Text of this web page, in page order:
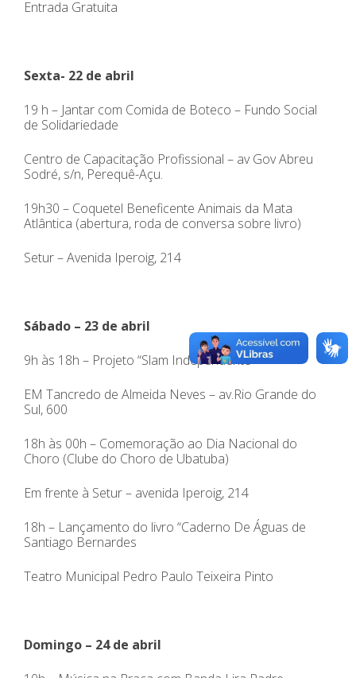
Entrada Gratuita
Sexta- 22 de abril
19 h – Jantar com Comida de Boteco – Fundo Social
de Solidariedade
Centro de Capacitação Profissional – av Gov Abreu
Sodré, s/n, Perequê-Açu.
19h30 – Coquetel Beneficente Animais da Mata
Atlântica (abertura, roda de conversa sobre livro)
Setur – Avenida Iperoig, 214
Sábado – 23 de abril
9h às 18h – Projeto “Slam Independente
EM Tancredo de Almeida Neves – av.Rio Grande do
Sul, 600
18h às 00h – Comemoração ao Dia Nacional do
Choro (Clube do Choro de Ubatuba)
Em frente à Setur – avenida Iperoig, 214
18h – Lançamento do livro “Caderno De Águas de
Santiago Bernardes
Teatro Municipal Pedro Paulo Teixeira Pinto
Domingo – 24 de abril